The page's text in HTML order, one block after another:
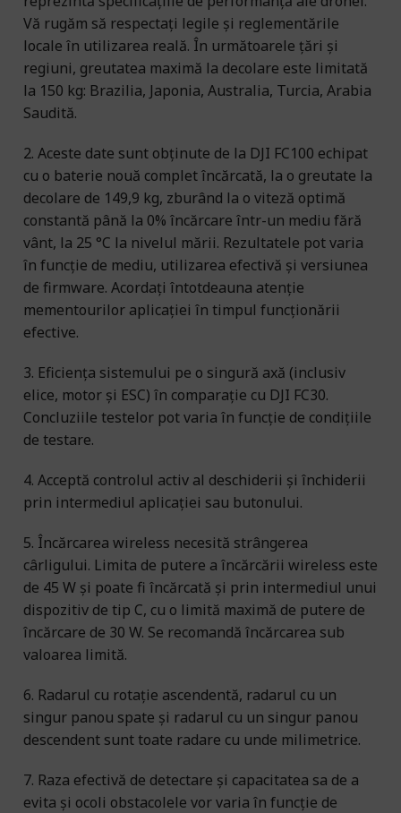
Vă rugăm să respectați legile și reglementările
locale în utilizarea reală. În următoarele țări și
regiuni, greutatea maximă la decolare este limitată
la 150 kg: Brazilia, Japonia, Australia, Turcia, Arabia
Saudită.
2. Aceste date sunt obținute de la DJI FC100 echipat
cu o baterie nouă complet încărcată, la o greutate la
decolare de 149,9 kg, zburând la o viteză optimă
constantă până la 0% încărcare într-un mediu fără
vânt, la 25 °C la nivelul mării. Rezultatele pot varia
în funcție de mediu, utilizarea efectivă și versiunea
de firmware. Acordați întotdeauna atenție
mementourilor aplicației în timpul funcționării
efective.
3. Eficiența sistemului pe o singură axă (inclusiv
elice, motor și ESC) în comparație cu DJI FC30.
Concluziile testelor pot varia în funcție de condițiile
de testare.
4. Acceptă controlul activ al deschiderii și închiderii
prin intermediul aplicației sau butonului.
5. Încărcarea wireless necesită strângerea
cârligului. Limita de putere a încărcării wireless este
de 45 W și poate fi încărcată și prin intermediul unui
dispozitiv de tip C, cu o limită maximă de putere de
încărcare de 30 W. Se recomandă încărcarea sub
valoarea limită.
6. Radarul cu rotație ascendentă, radarul cu un
singur panou spate și radarul cu un singur panou
descendent sunt toate radare cu unde milimetrice.
7. Raza efectivă de detectare și capacitatea sa de a
evita și ocoli obstacolele vor varia în funcție de